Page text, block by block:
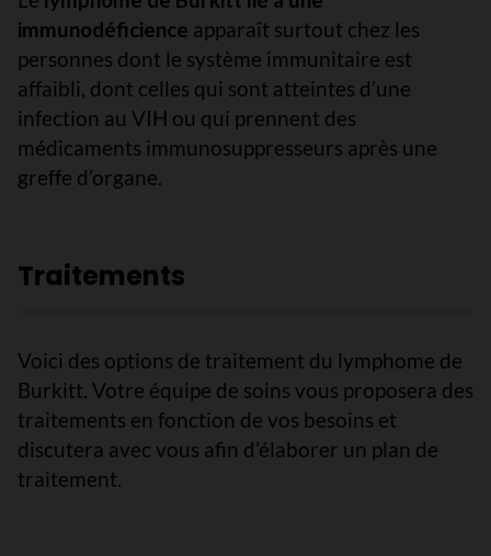
immunodéficience apparaît surtout chez les
personnes dont le système immunitaire est
affaibli, dont celles qui sont atteintes d’une
infection au VIH ou qui prennent des
médicaments immunosuppresseurs après une
greffe d’organe.
Traitements
Voici des options de traitement du lymphome de
Burkitt. Votre équipe de soins vous proposera des
traitements en fonction de vos besoins et
discutera avec vous afin d’élaborer un plan de
traitement.